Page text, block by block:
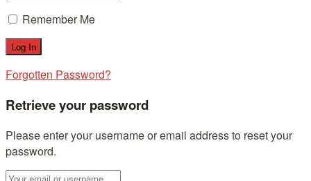
Remember Me
Forgotten Password?
Retrieve your password
Please enter your username or email address to reset your
password.